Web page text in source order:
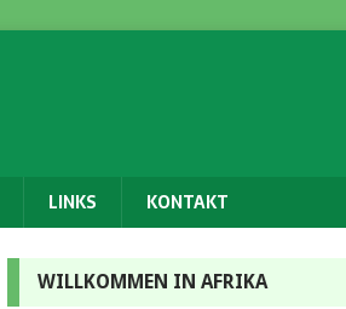
LINKS KONTAKT
WILLKOMMEN IN AFRIKA